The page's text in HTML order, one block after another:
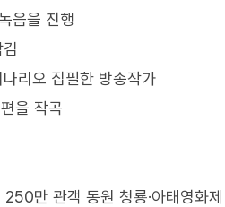
음을 진행
리오 집필한 방송작가
을 작곡
만 관객 동원 청룡·아태영화